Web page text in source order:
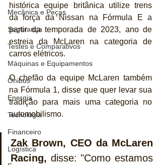
Mecânica e Peças
Segurança
Testes e Comparativos
Máquinas e Equipamentos
Ônibus
Energia
Tecnologia
Financeiro
Logística
histórica equipe britânica utilize trens
da força da Nissan na Fórmula E a
partir da temporada de 2023, ano de
estreia da McLaren na categoria de
carros elétricos.
O chefão da equipe McLaren também
na Fórmula 1, disse que quer levar sua
tradição para mais uma categoria no
automobilismo.
Zak Brown, CEO da McLaren
Racing, disse: "Como estamos